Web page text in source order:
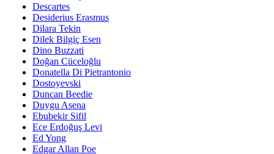
Descartes
Desiderius Erasmus
Dilara Tekin
Dilek Bilgiç Esen
Dino Buzzati
Doğan Cüceloğlu
Donatella Di Pietrantonio
Dostoyevski
Duncan Beedie
Duygu Asena
Ebubekir Sifil
Ece Erdoğuş Levi
Ed Yong
Edgar Allan Poe